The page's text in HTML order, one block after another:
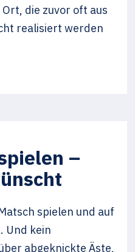
die zuvor oft aus
realisiert werden
–
spielen und auf
Und kein
abgeknickte Äste,